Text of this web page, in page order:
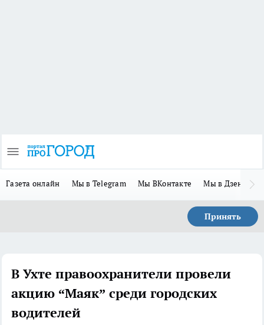
Газета онлайн Мы в Telegram Мы ВКонтакте Мы в Дзене
Принять
В Ухте правоохранители провели
акцию “Маяк” среди городских
водителей